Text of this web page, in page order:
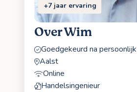
+7 jaar ervaring
Over Wim
Goedgekeurd na
Aalst
Online
Handelsingenieur